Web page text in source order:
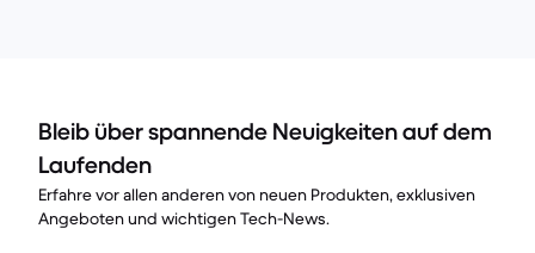
Bleib über spannende Neuigkeiten auf dem
Laufenden
Erfahre vor allen anderen von neuen Produkten, exklusiven
Angeboten und wichtigen Tech-News.